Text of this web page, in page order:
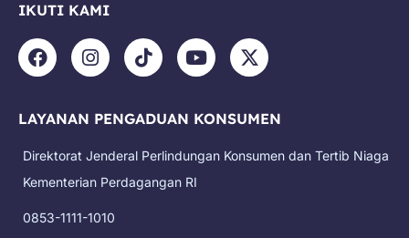
IKUTI KAMI
F
a
b
o
k
I
n
a
r
a
T
i
o
Y
o
u
e
X
-
i
t
LAYANAN PENGADUAN KONSUMEN
Direktorat Jenderal Perlindungan Konsumen dan Tertib Niaga
Kementerian Perdagangan RI
0853-1111-1010